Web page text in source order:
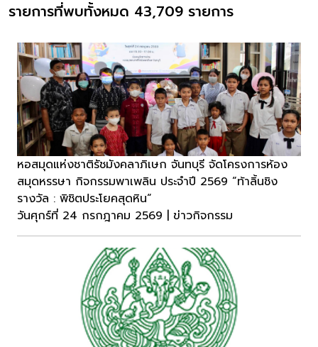
รายการที่พบทั้งหมด 43,709 รายการ
หอสมุดแห่งชาติรัชมังคลาภิเษก จันทบุรี จัดโครงการห้อง
สมุดหรรษา กิจกรรมพาเพลิน ประจำปี 2569 “ท้าลิ้นชิง
รางวัล : พิชิตประโยคสุดหิน“
วันศุกร์ที่ 24 กรกฎาคม 2569 | ข่าวกิจกรรม